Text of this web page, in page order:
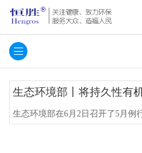
生态环境部丨将持久性有
生态环境部在6月2日召开了5月例